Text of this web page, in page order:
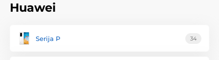
Huawei
Serija P 34